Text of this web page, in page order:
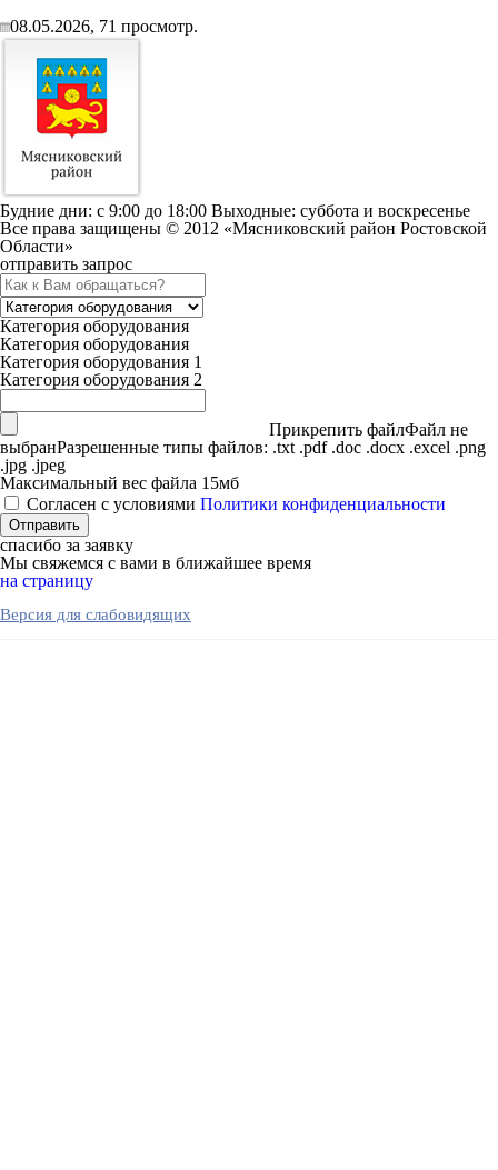
08.05.2026, 71 просмотр.
Будние дни: c 9:00 до 18:00 Выходные: суббота и воскресенье
Все права защищены © 2012 «Мясниковский район Ростовской
Области»
отправить запрос
Категория оборудования
Категория оборудования
Категория оборудования 1
Категория оборудования 2
Прикрепить файлФайл не
выбранРазрешенные типы файлов: .txt .pdf .doc .docx .excel .png
.jpg .jpeg
Максимальный вес файла 15мб
Согласен с условиями Политики конфиденциальности
спасибо за заявку
Мы свяжемся с вами в ближайшее время
на страницу
Версия для слабовидящих